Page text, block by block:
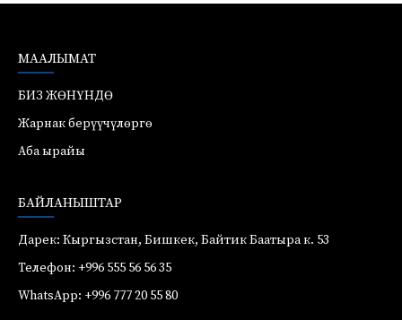
МААЛЫМАТ
БИЗ ЖӨНҮНДӨ
Жарнак берүүчүлөргө
Аба ырайы
БАЙЛАНЫШТАР
Дарек: Кыргызстан, Бишкек, Байтик Баатыра к. 53
Телефон: +996 555 56 56 35
WhatsApp: +996 777 20 55 80